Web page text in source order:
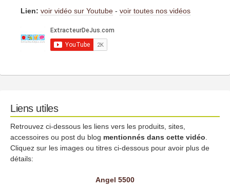
Lien: voir vidéo sur Youtube - voir toutes nos vidéos
Liens utiles
Retrouvez ci-dessous les liens vers les produits, sites,
accessoires ou post du blog mentionnés dans cette vidéo
Cliquez sur les images ou titres ci-dessous pour avoir plus de
détails:
Angel 5500